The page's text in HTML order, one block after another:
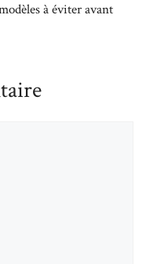
à éviter avant